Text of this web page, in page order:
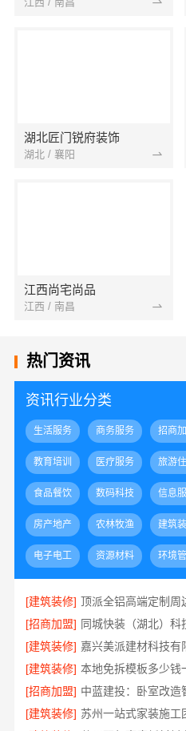
湖北匠门锐府装饰
湖北 / 襄阳
江西尚宅尚品
江西 / 南昌
热门资讯
资讯行业分类
生活服务 商务服务 招商
教育培训 医疗服务 旅游
食品餐饮 数码科技 信息
房产地产 农林牧渔 建筑
电子电工 资源材料 环境
[建筑装修] 顶派全铝高端定制周
[招商加盟]
[建筑装修]
[建筑装修]
[招商加盟] 中蓝建投：卧室改造
[建筑装修]